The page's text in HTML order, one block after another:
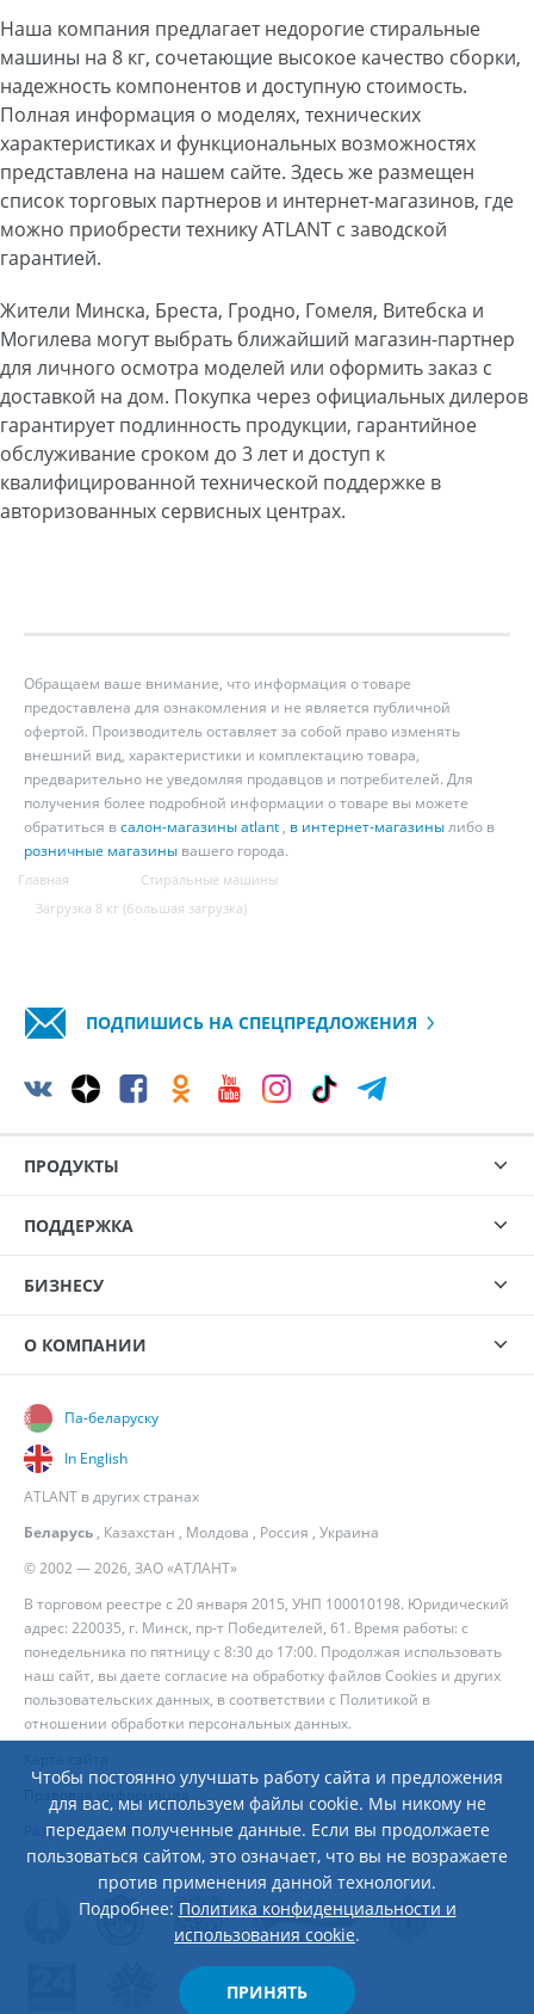
Чтобы постоянно улучшать работу сайта и предложения
для вас, мы используем файлы cookie. Мы никому не
передаем полученные данные. Если вы продолжаете
пользоваться сайтом, это означает, что вы не возражаете
против применения данной технологии.
Подробнее: Политика конфиденциальности и
использования cookie.
ПРИНЯТЬ
Наша компания предлагает недорогие стиральные
машины на 8 кг, сочетающие высокое качество сборки,
надежность компонентов и доступную стоимость.
Полная информация о моделях, технических
характеристиках и функциональных возможностях
представлена на нашем сайте. Здесь же размещен
список торговых партнеров и интернет-магазинов, где
можно приобрести технику ATLANT с заводской
гарантией.
Жители Минска, Бреста, Гродно, Гомеля, Витебска и
Могилева могут выбрать ближайший магазин-партнер
для личного осмотра моделей или оформить заказ с
доставкой на дом. Покупка через официальных дилеров
гарантирует подлинность продукции, гарантийное
обслуживание сроком до 3 лет и доступ к
квалифицированной технической поддержке в
авторизованных сервисных центрах.
Обращаем ваше внимание, что информация о товаре
предоставлена для ознакомления и не является публичной
офертой. Производитель оставляет за собой право изменять
внешний вид, характеристики и комплектацию товара,
предварительно не уведомляя продавцов и потребителей. Для
получения более подробной информации о товаре вы можете
обратиться всалон-магазины atlant , в интернет-магазинылибо в
розничные магазины вашего города.
Главная
Стиральные машины
Загрузка 8 кг (большая загрузка)
ПОДПИШИСЬ НА СПЕЦПРЕДЛОЖЕНИЯ
ПРОДУКТЫ
ПОДДЕРЖКА
БИЗНЕСУ
О КОМПАНИИ
© 2002 — 2026, ЗАО «АТЛАНТ»
В торговом реестре с 20 января 2015, УНП 100010198. Юридический
адрес: 220035, г. Минск, пр-т Победителей, 61. Время работы: с
понедельника по пятницу с 8:30 до 17:00. Продолжая использовать
наш сайт, вы даете согласие на обработку файлов Cookies и других
пользовательских данных, в соответствии с Политикой в
отношении обработки персональных данных.
Разработка сайта— Новый Сайт
Па-беларуску
In English
ATLANT в других странах
Беларусь , Казахстан , Молдова , Россия , Украина